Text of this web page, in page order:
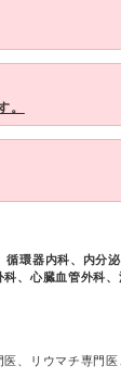
。
循環器内科、内分
、心臓血管外科
、リウマチ専門